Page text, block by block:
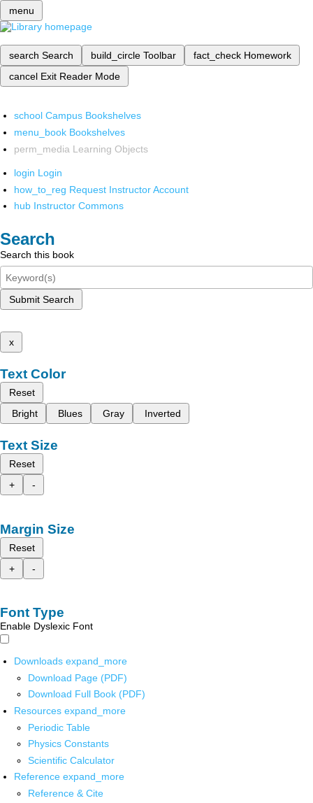
menu
search Search build_circle Toolbar fact_check Homework
cancel Exit Reader Mode
school Campus Bookshelves
menu_book Bookshelves
perm_media Learning Objects
login Login
how_to_reg Request Instructor Account
hub Instructor Commons
Search
Search this book
Submit Search
x
Text Color
Reset
Bright
Blues Gray Inverted
Text Size
Reset
+
-
Margin Size
Reset
+
-
Font Type
Enable Dyslexic Font
Downloads expand_more
Download Page (PDF)
Download Full Book (PDF)
Resources expand_more
Periodic Table
Physics Constants
Scientific Calculator
Reference expand_more
Reference & Cite